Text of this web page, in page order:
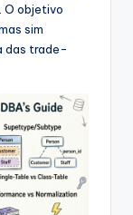
O objetivo
sim
das trade-